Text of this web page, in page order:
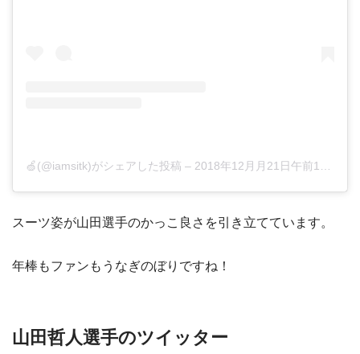
🍏(@iamsitk)がシェアした投稿 – 2018年12月月21日午前10時03分PST
スーツ姿が山田選手のかっこ良さを引き立てています。
年棒もファンもうなぎのぼりですね！
山田哲人選手のツイッター